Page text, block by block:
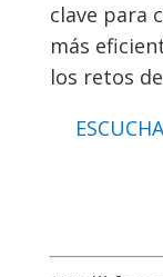
clave para
más
los retos